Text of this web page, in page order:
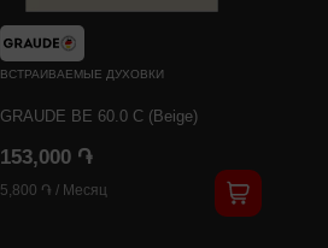
ВСТРАИВАЕМЫЕ ДУХОВКИ
GRAUDE BE 60.0 C (Beige)
153,000 ֏
5,800 ֏ / Месяц